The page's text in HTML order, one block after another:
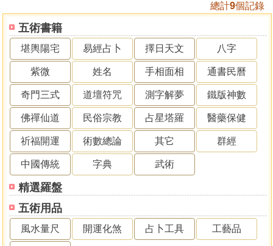
五術書籍
堪輿陽宅 易經占卜 擇日天文 八字
紫微 姓名 手相面相 通書民曆
奇門三式 道壇符咒 測字解夢 鐵版神數
佛禪仙道 民俗宗教 占星塔羅 醫藥保健
祈福開運 術數總論 其它 群經
中國傳統 字典 武術
精選羅盤
五術用品
風水量尺 開運化煞 占卜工具 工藝品
總計9個記錄